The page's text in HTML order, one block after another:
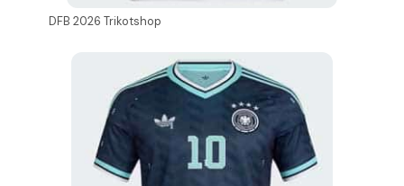
DFB 2026 Trikotshop